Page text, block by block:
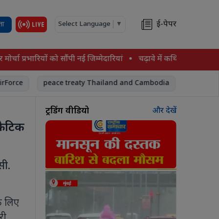
Select Language ▼ ई-पेपर
को सौंपी नई जिम्मेदारियां चढ़ावे में कथित हेराफेरी की जांच
peace treaty Thailand and Cambodia #upi payment
लिए
ट्रेंडिंग वीडियो और देखें